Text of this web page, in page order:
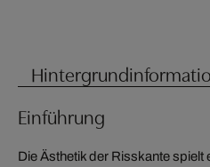
Einführung
Die Ästhetik der Risskante spielt